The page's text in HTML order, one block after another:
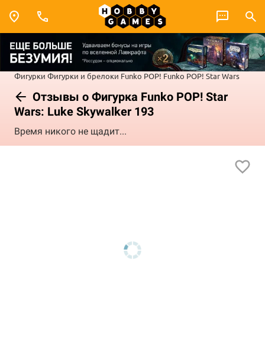
Фигурки Фигурки и брелоки Funko POP! Funko POP! Star Wars
Отзывы о Фигурка Funko POP! Star
Wars: Luke Skywalker 193
Время никого не щадит...